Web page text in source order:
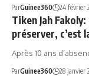
ParGuinee360 24 février
Tiken Jah
préserver, c’est
Après 10 ans
ParGuinee360 28 janvier